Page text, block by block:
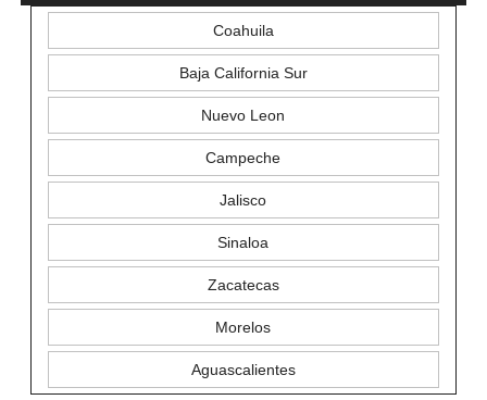
Coahuila
Baja California Sur
Nuevo Leon
Campeche
Jalisco
Sinaloa
Zacatecas
Morelos
Aguascalientes